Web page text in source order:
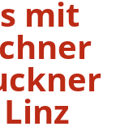
mit